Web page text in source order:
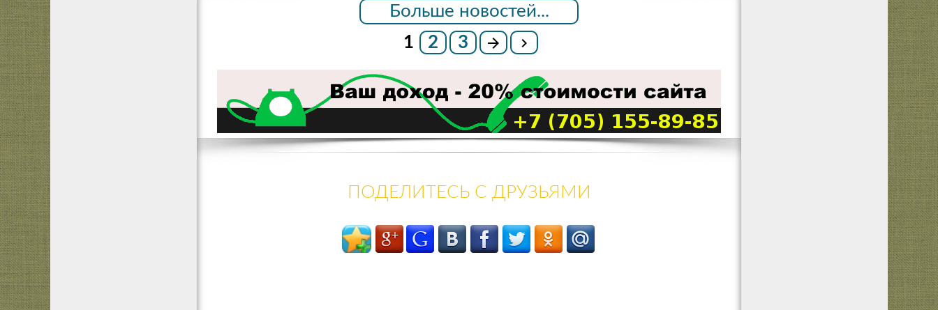
Больше новостей...
1
2 3
ПОДЕЛИТЕСЬ С ДРУЗЬЯМИ